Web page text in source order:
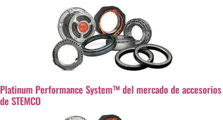
Platinum Performance System™ del mercado de accesorios
de STEMCO